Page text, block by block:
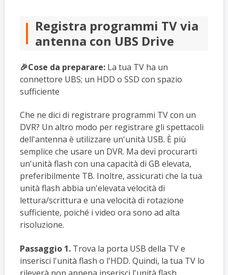
Registra programmi TV via
antenna con UBS Drive
🎉Cose da preparare:La tua TV ha un
connettore UBS; un HDD o SSD con spazio
sufficiente
Che ne dici di registrare programmi TV con un
DVR? Un altro modo per registrare gli spettacoli
dell'antenna è utilizzare un'unità USB. È più
semplice che usare un DVR. Ma devi procurarti
un'unità flash con una capacità di GB elevata,
preferibilmente TB. Inoltre, assicurati che la tua
unità flash abbia un'elevata velocità di
lettura/scrittura e una velocità di rotazione
sufficiente, poiché i video ora sono ad alta
risoluzione.
Passaggio 1.Trova la porta USB della TV e
inserisci l'unità flash o l'HDD. Quindi, la tua TV lo